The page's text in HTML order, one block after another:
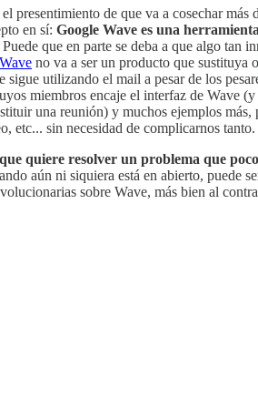
de que va a cosechar más
en sí: Google Wave es una
que en parte se deba a que algo tan
Wave no va a ser un producto que sustituya
utilizando el mail a pesar de los
miembros encaje el interfaz de Wave
una reunión) y muchos ejemplos
etc... sin necesidad de complicarnos tanto.
que quiere resolver un problema que
aún ni siquiera está en abierto, puede
sobre Wave, más bien al